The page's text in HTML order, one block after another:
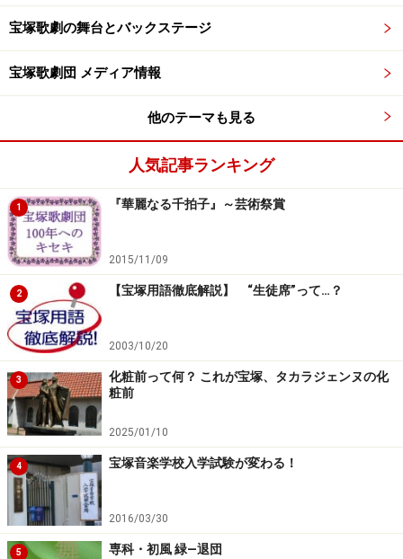
一つの公演の稽古日数は？
公演の稽古は一日に何時間くらいするの？
それはその日の稽古内容によってまちまちです。
数時間で終わる日もあれば、午前中から22時過ぎまでと
いうこともあります。
基本的に水曜日は稽古も休みですが、休みを返上して稽
古をする場合もあります。
※記事内容は執筆時点のものです。最新の内容をご確認くださ
い。
宝塚歌劇の舞台とバックステージ
宝塚歌劇団 メディア情報
他のテーマも見る
人気記事ランキング
1 『華麗なる千拍子』～芸術祭賞
2015/11/09
2 【宝塚用語徹底解説】 “生徒席”って…？
2003/10/20
3
化粧前って何？ これが宝塚、タカラジェンヌの化
粧前
2025/01/10
4 宝塚音楽学校入学試験が変わる！
2016/03/30
5 専科・初風 緑―退団